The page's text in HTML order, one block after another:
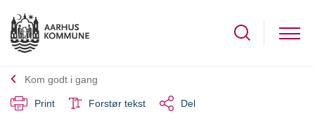
Kom godt i gang
Print Forstør tekst Del